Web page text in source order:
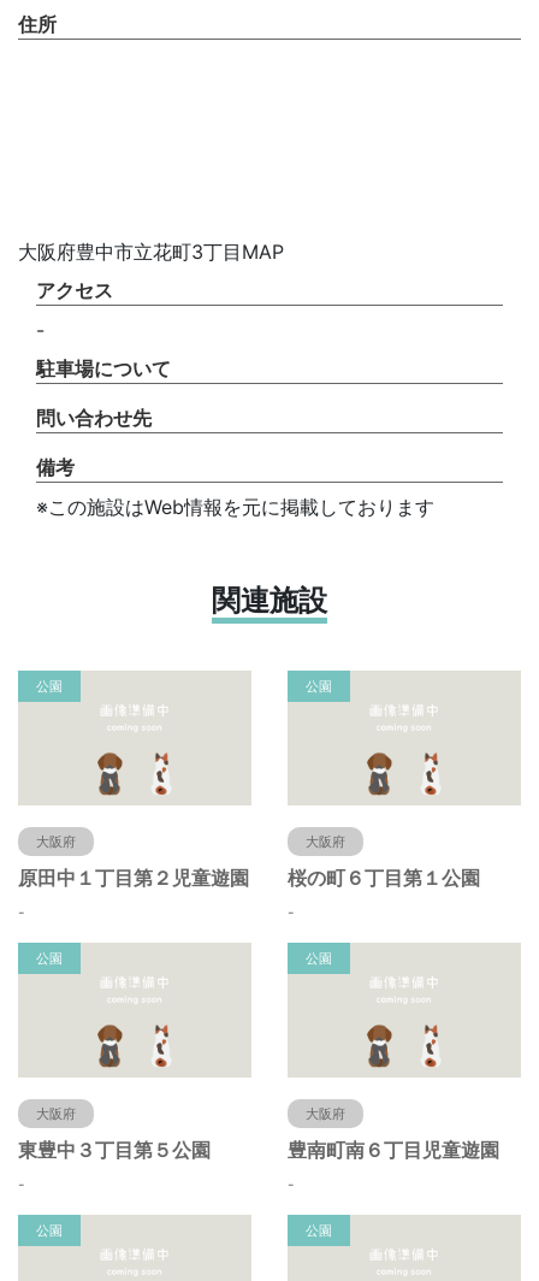
住所
大阪府豊中市立花町3丁目MAP
アクセス
-
駐車場について
問い合わせ先
備考
※この施設はWeb情報を元に掲載しております
関連施設
公園
大阪府
原田中１丁目第２児童遊園
-
公園
大阪府
桜の町６丁目第１公園
-
公園
大阪府
東豊中３丁目第５公園
-
公園
大阪府
豊南町南６丁目児童遊園
-
公園 公園